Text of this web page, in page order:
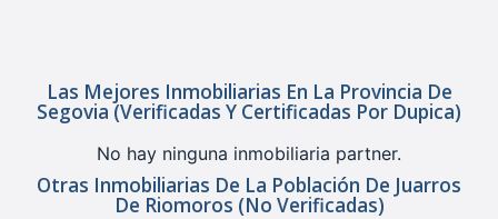
Las Mejores Inmobiliarias En La Provincia De
Segovia (verificadas Y Certificadas Por Dupica)
No hay ninguna inmobiliaria partner.
Otras Inmobiliarias De La Población De Juarros
De Riomoros (no Verificadas)